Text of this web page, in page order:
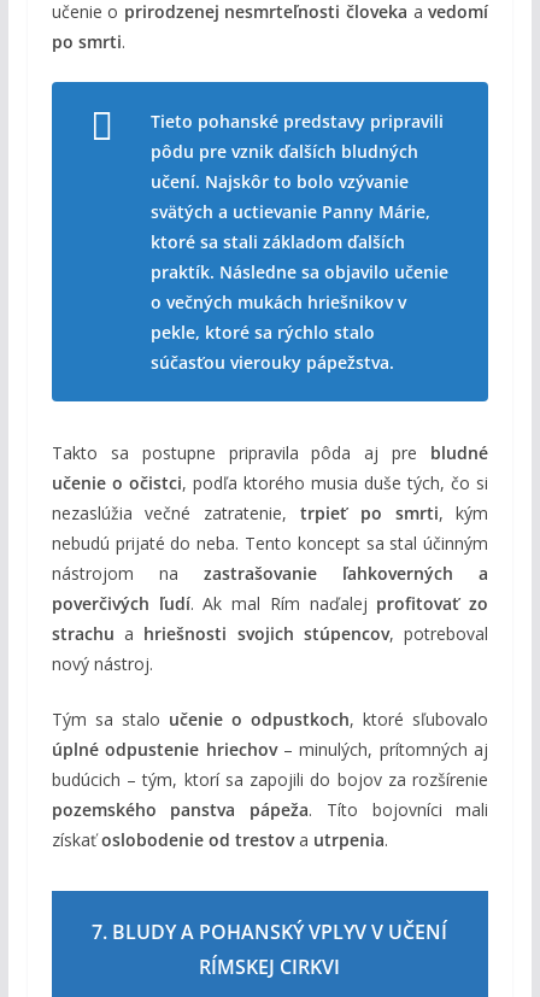
učenie o prirodzenej nesmrteľnosti človeka avedomí
po smrti.
Tieto pohanské predstavy pripravili
pôdu pre vznik ďalších bludných
učení. Najskôr to bolo vzývanie
svätých a uctievanie Panny Márie,
ktoré sa stali základom ďalších
praktík. Následne sa objavilo učenie
o večných mukách hriešnikov v
pekle, ktoré sa rýchlo stalo
súčasťou vierouky pápežstva.
Takto sa postupne pripravila pôda aj pre bludné
učenie o očistci, podľa ktorého musia duše tých, čo si
nezaslúžia večné zatratenie, trpieť po smrti, kým
nebudú prijaté do neba. Tento koncept sa stal účinným
nástrojom na zastrašovanie ľahkoverných a
poverčivých ľudí. Ak mal Rím naďalej profitovať zo
strachu a hriešnosti svojich stúpencov, potreboval
nový nástroj.
Tým sa stalo učenie o odpustkoch, ktoré sľubovalo
úplné odpustenie hriechov– minulých, prítomných aj
budúcich – tým, ktorí sa zapojili do bojov za rozšírenie
pozemského panstva pápeža. Títo bojovníci mali
získaťoslobodenie od trestova utrpenia.
7. BLUDY A POHANSKÝ VPLYV V UČENÍ
RÍMSKEJ CIRKVI